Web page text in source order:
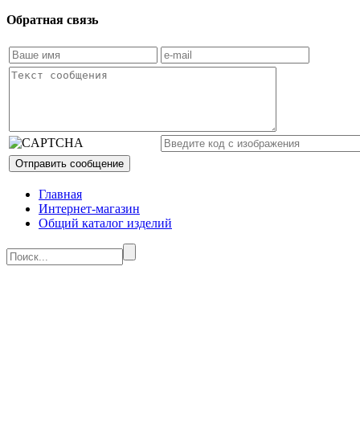
Обратная связь
Главная
Интернет-магазин
Общий каталог изделий